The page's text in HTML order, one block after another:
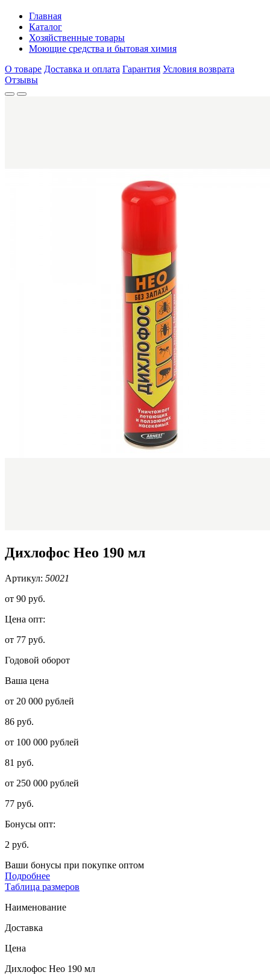
Главная
Каталог
Хозяйственные товары
Моющие средства и бытовая химия
О товаре Доставка и оплата Гарантия Условия возврата
Отзывы
Дихлофос Нео 190 мл
Артикул: 50021
от 90 руб.
Цена опт:
от 77 руб.
Годовой оборот
Ваша цена
от 20 000 рублей
86 руб.
от 100 000 рублей
81 руб.
от 250 000 рублей
77 руб.
Бонусы опт:
2 руб.
Ваши бонусы при покупке оптом
Подробнее
Таблица размеров
Наименование
Доставка
Цена
Дихлофос Нео 190 мл